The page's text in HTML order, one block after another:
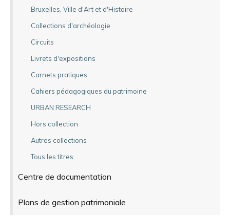
Bruxelles, Ville d'Art et d'Histoire
Collections d'archéologie
Circuits
Livrets d'expositions
Carnets pratiques
Cahiers pédagogiques du patrimoine
URBAN RESEARCH
Hors collection
Autres collections
Tous les titres
Centre de documentation
Plans de gestion patrimoniale